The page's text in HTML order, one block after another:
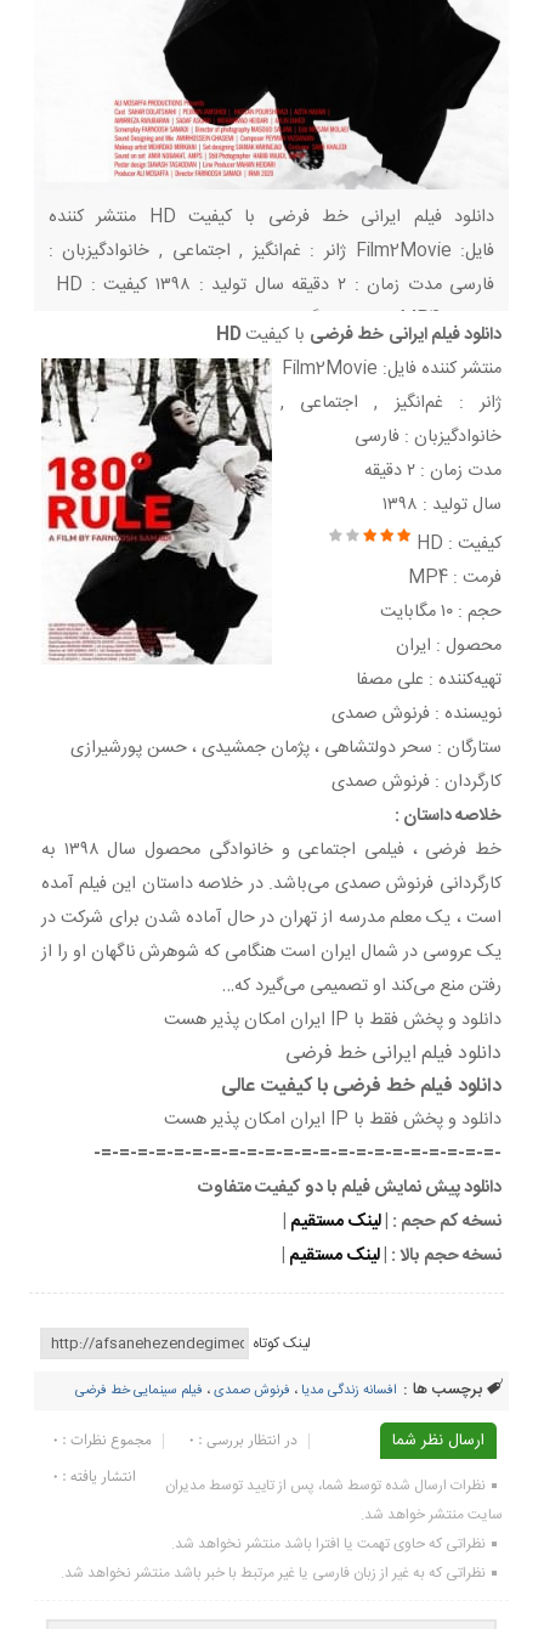
دانلود فیلم ایرانی خط فرضی با کیفیت HD منتشر کننده
فایل: Film2Movie ژانر : غم‌انگیز , اجتماعی , خانوادگیزبان :
فرمت : MP4 حجم : ۱۰ مگابایت محصول : ایران تهیه‌کننده : علی
مصفا نویسنده : فرنوش صمدی ستارگان : سحر دولتشاهی ،
پژمان جمشیدی ، حسن پورشیرازی کارگردان
دانلود فیلم ایرانی خط فرضی با کیفیتHD
منتشر کننده فایل: Film2Movie
ژانر : غم‌انگیز , اجتماعی ,
خانوادگیزبان : فارسی
مدت زمان : ۲ دقیقه
سال تولید : ۱۳۹۸
کیفیت : HD
فرمت : MP4
حجم : ۱۰ مگابایت
محصول : ایران
تهیهکننده : علی مصفا
نویسنده : فرنوش صمدی
ستارگان : سحر دولتشاهی ، پژمان جمشیدی ، حسن پورشیرازی
کارگردان : فرنوش صمدی
خلاصه داستان :
خط فرضی ، فیلمی اجتماعی و خانوادگی محصول سال ۱۳۹۸ به
کارگردانی فرنوش صمدی می‌باشد. در خلاصه داستان این فیلم آمده
است ، یک معلم مدرسه از تهران در حال آماده شدن برای شرکت در
یک عروسی در شمال ایران است هنگامی که شوهرش ناگهان او را از
رفتن منع می‌کند او تصمیمی می‌گیرد که…
دانلود و پخش فقط با IP ایران امکان پذیر هست
دانلود فیلم ایرانی خط فرضی
دانلود فیلم خط فرضی با کیفیت عالی
دانلود و پخش فقط با IP ایران امکان پذیر هست
-=-=-=-=-=-=-=-=-=-=-=-=-=-=-=-=-=-=-=-=-=-=-
دانلود پیش نمایش فیلم با دو کیفیت متفاوت
نسخه کم حجم : |لینک مستقیم |
نسخه حجم بالا : |لینک مستقیم |
لینک کوتاه
برچسب ها : افسانه زندگی مدیا ، فرنوش صمدی، فیلم سینمایی خط فرضی
ارسال نظر شما مجموع نظرات : 0
در انتظار بررسی : 0
انتشار یافته : ۰
نظرات ارسال شده توسط شما، پس از تایید توسط مدیران
سایت منتشر خواهد شد.
نظراتی که حاوی تهمت یا افترا باشد منتشر نخواهد شد.
نظراتی که به غیر از زبان فارسی یا غیر مرتبط با خبر باشد منتشر نخواهد شد.